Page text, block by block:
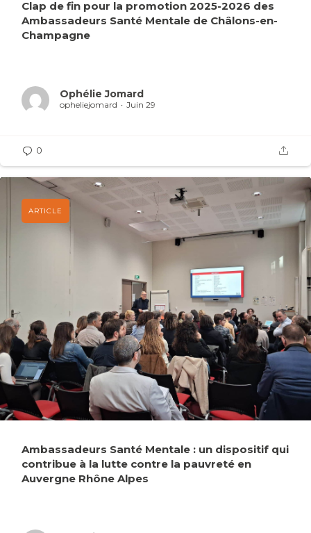
Clap de fin pour la promotion 2025-2026 des
Ambassadeurs Santé Mentale de Châlons-en-
Champagne
Ophélie Jomard
opheliejomard Juin 29
0
Ambassadeurs Santé Mentale : un dispositif qui
contribue à la lutte contre la pauvreté en
Auvergne Rhône Alpes